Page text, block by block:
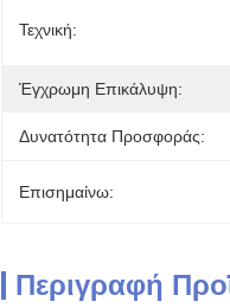
Τεχνική:
Έγχρωμη Επικάλυψη:
Δυνατότητα Προσφοράς:
Επισημαίνω:
Περιγραφή